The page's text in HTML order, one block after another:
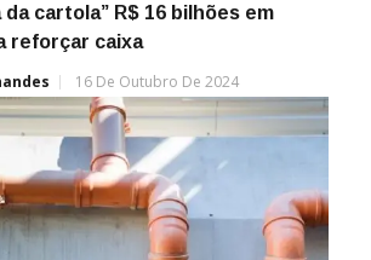
cartola” R$ 16 bilhões em
reforçar caixa
16 De Outubro De 2024